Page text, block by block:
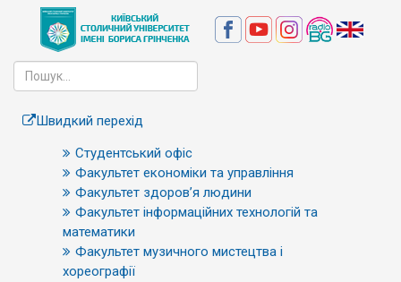
Швидкий перехід
Студентський офіс
Факультет економіки та управління
Факультет здоров’я людини
Факультет інформаційних технологій та
математики
Факультет музичного мистецтва і
хореографії